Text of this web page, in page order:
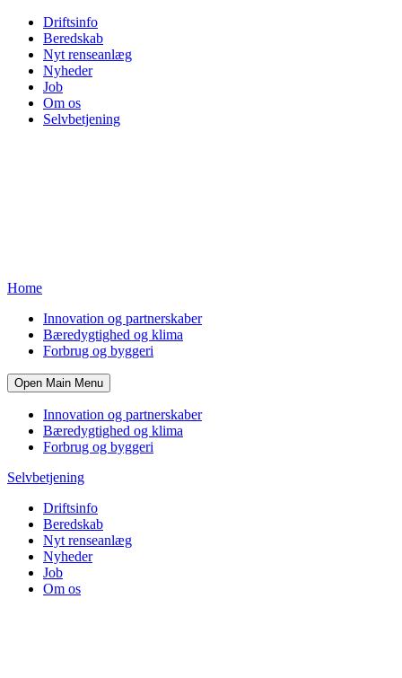
Driftsinfo
Beredskab
Nyt renseanlæg
Nyheder
Job
Om os
Selvbetjening
Home
Innovation og partnerskaber
Bæredygtighed og klima
Forbrug og byggeri
Open Main Menu
Innovation og partnerskaber
Bæredygtighed og klima
Forbrug og byggeri
Selvbetjening
Driftsinfo
Beredskab
Nyt renseanlæg
Nyheder
Job
Om os